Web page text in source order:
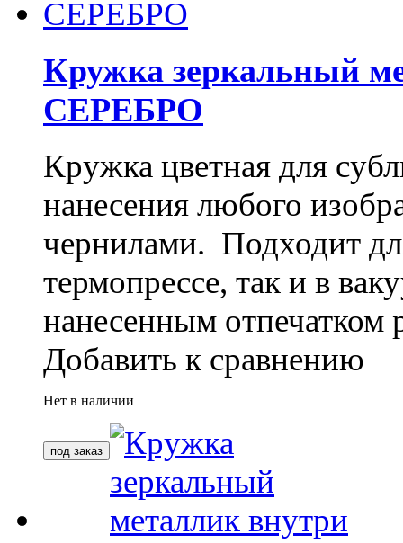
Кружка зеркальный
СЕРЕБРО
Кружка цветная для
нанесения любого
чернилами. Подходит
термопрессе, так и в
нанесенным
Добавить к сравнению
Нет в наличии